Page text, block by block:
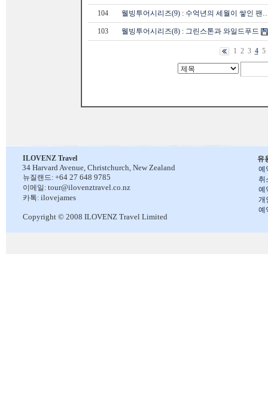
104 웰빙투어시리즈(9) : 수억년의 세월이 쌓인 팬
103 웰빙투어시리즈(8) : 그린스톤과 와일드푸드
1 2 3 4 5
유
예
취
예
개
예
ILOVENZ Travel
34 Harvard Avenue, Christchurch, New Zealand
뉴질랜드: +64 27 648 9785
이메일: tour@ilovenztravel.co.nz
카톡: ilovejames
Copyright © 2008 ILOVENZ Travel Limited